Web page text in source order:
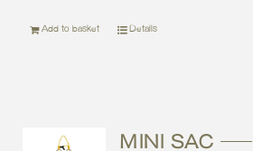
Add to basket Details
MINI SAC –